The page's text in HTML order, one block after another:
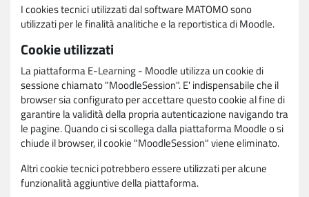
I cookies tecnici utilizzati dal software MATOMO sono
utilizzati per le finalità analitiche e la reportistica di Moodle.
Cookie utilizzati
La piattaforma E-Learning - Moodle utilizza un cookie di
sessione chiamato "MoodleSession". E' indispensabile che il
browser sia configurato per accettare questo cookie al fine di
garantire la validità della propria autenticazione navigando tra
le pagine. Quando ci si scollega dalla piattaforma Moodle o si
chiude il browser, il cookie "MoodleSession" viene eliminato.
Altri cookie tecnici potrebbero essere utilizzati per alcune
funzionalità aggiuntive della piattaforma.